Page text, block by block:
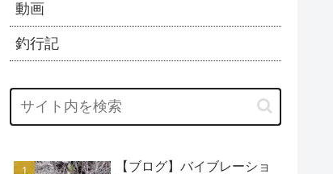
動画
釣行記
【ブログ】バイブレーショ